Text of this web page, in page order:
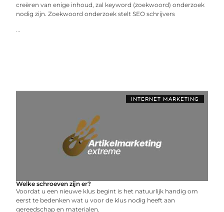
creëren van enige inhoud, zal keyword (zoekwoord) onderzoek
nodig zijn. Zoekwoord onderzoek stelt SEO schrijvers
...
INTERNET MARKETING
Welke schroeven zijn er?
Voordat u een nieuwe klus begint is het natuurlijk handig om
eerst te bedenken wat u voor de klus nodig heeft aan
gereedschap en materialen.